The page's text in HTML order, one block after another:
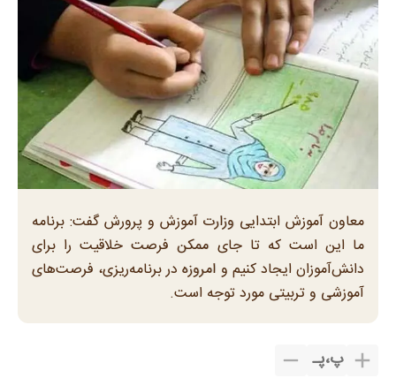
معاون آموزش ابتدایی وزارت آموزش و پرورش گفت: برنامه
ما این است که تا جای ممکن فرصت خلاقیت را برای
دانش‌آموزان ایجاد کنیم و امروزه در برنامه‌ریزی، فرصت‌های
آموزشی و تربیتی مورد توجه است.
پ،پـ